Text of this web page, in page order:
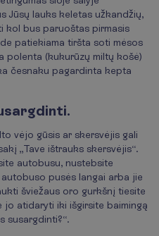
Jūsų lauks keletas užkandžių,
kol bus paruoštas pirmasis
patiekiama tiršta soti mėsos
polenta (kukurūzų miltų košė)
česnaku pagardinta kepta
vėjo gūsis ar skersvėjis gali
„Tave ištrauks skersvėjis“.
autobusu, nustebsite
pusės langai arba jie
šviežaus oro gurkšnį tiesite
jo atidaryti iki išgirsite baimingą
susargdinti?“.